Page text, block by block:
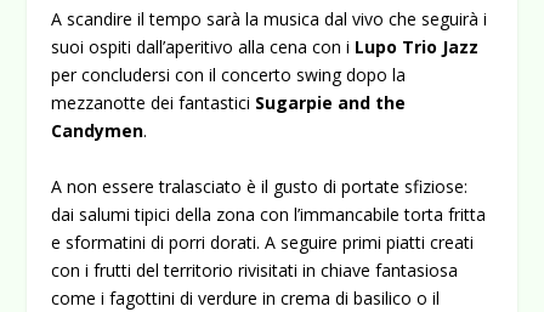
A scandire il tempo sarà la musica dal vivo che seguirà i
suoi ospiti dall’aperitivo alla cena con i Lupo Trio Jazz
per concludersi con il concerto swing dopo la
mezzanotte dei fantastici Sugarpie and the
Candymen.
A non essere tralasciato è il gusto di portate sfiziose:
dai salumi tipici della zona con l’immancabile torta fritta
e sformatini di porri dorati. A seguire primi piatti creati
con i frutti del territorio rivisitati in chiave fantasiosa
come i fagottini di verdure in crema di basilico o il